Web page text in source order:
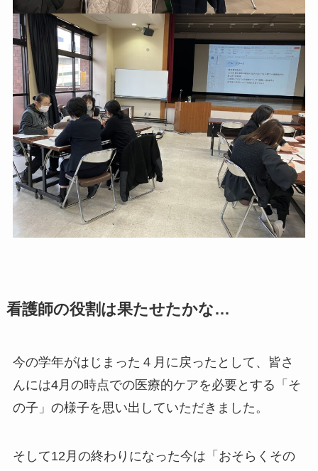
看護師の役割は果たせたかな…
今の学年がはじまった４月に戻ったとして、皆さ
んには4月の時点での医療的ケアを必要とする「そ
の子」の様子を思い出していただきました。
そして12月の終わりになった今は「おそらくその